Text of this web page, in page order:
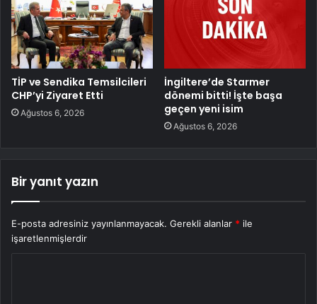
TİP ve Sendika Temsilcileri
CHP’yi Ziyaret Etti
Ağustos 6, 2026
İngiltere’de Starmer
dönemi bitti! İşte başa
geçen yeni isim
Ağustos 6, 2026
Bir yanıt yazın
E-posta adresiniz yayınlanmayacak. Gerekli alanlar * ile
işaretlenmişlerdir